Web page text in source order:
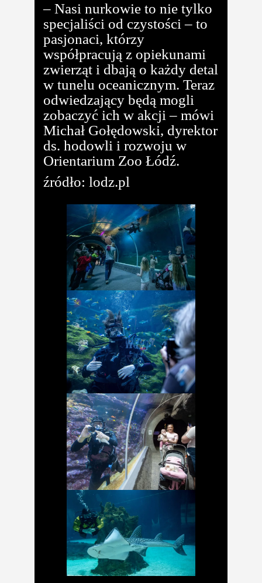
– Nasi nurkowie to nie tylko
specjaliści od czystości – to
pasjonaci, którzy
współpracują z opiekunami
zwierząt i dbają o każdy detal
w tunelu oceanicznym. Teraz
odwiedzający będą mogli
zobaczyć ich w akcji – mówi
Michał Gołędowski, dyrektor
ds. hodowli i rozwoju w
Orientarium Zoo Łódź.
źródło: lodz.pl